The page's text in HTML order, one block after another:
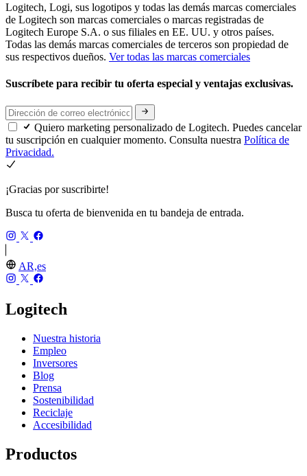
Logitech, Logi, sus logotipos y todas las demás marcas comerciales
de Logitech son marcas comerciales o marcas registradas de
Logitech Europe S.A. o sus filiales en EE. UU. y otros países.
Todas las demás marcas comerciales de terceros son propiedad de
sus respectivos dueños. Ver todas las marcas comerciales
Suscríbete para recibir tu oferta especial y ventajas exclusivas.
Quiero marketing personalizado de Logitech. Puedes cancelar
tu suscripción en cualquier momento. Consulta nuestra Política de
Privacidad.
¡Gracias por suscribirte!
Busca tu oferta de bienvenida en tu bandeja de entrada.
AR,es
Logitech
Nuestra historia
Empleo
Inversores
Blog
Prensa
Sostenibilidad
Reciclaje
Accesibilidad
Productos